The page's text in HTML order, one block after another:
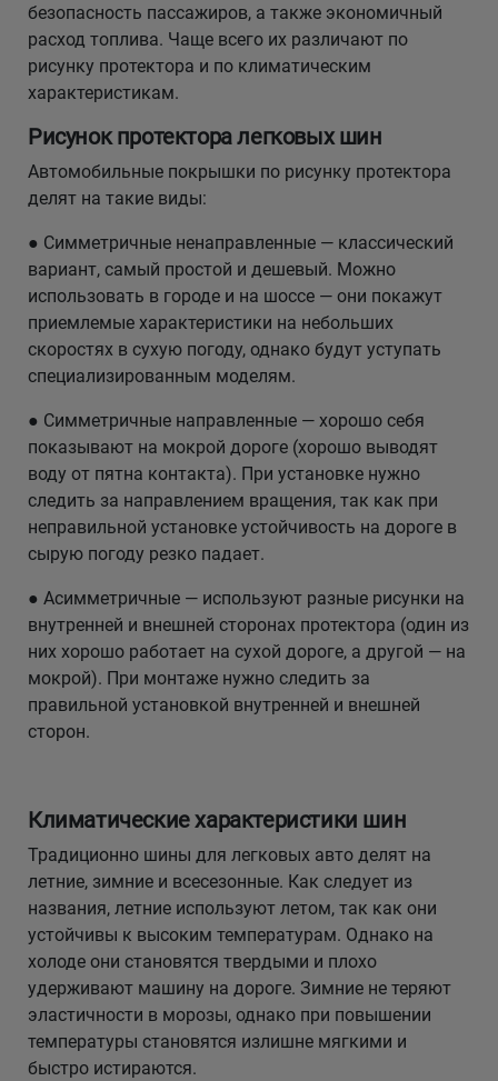
безопасность пассажиров, а также экономичный
расход топлива. Чаще всего их различают по
рисунку протектора и по климатическим
характеристикам.
Рисунок протектора легковых шин
Автомобильные покрышки по рисунку протектора
делят на такие виды:
● Симметричные ненаправленные — классический
вариант, самый простой и дешевый. Можно
использовать в городе и на шоссе — они покажут
приемлемые характеристики на небольших
скоростях в сухую погоду, однако будут уступать
специализированным моделям.
● Симметричные направленные — хорошо себя
показывают на мокрой дороге (хорошо выводят
воду от пятна контакта). При установке нужно
следить за направлением вращения, так как при
неправильной установке устойчивость на дороге в
сырую погоду резко падает.
● Асимметричные — используют разные рисунки на
внутренней и внешней сторонах протектора (один из
них хорошо работает на сухой дороге, а другой — на
мокрой). При монтаже нужно следить за
правильной установкой внутренней и внешней
сторон.
Климатические характеристики шин
Традиционно шины для легковых авто делят на
летние, зимние и всесезонные. Как следует из
названия, летние используют летом, так как они
устойчивы к высоким температурам. Однако на
холоде они становятся твердыми и плохо
удерживают машину на дороге. Зимние не теряют
эластичности в морозы, однако при повышении
температуры становятся излишне мягкими и
быстро истираются.